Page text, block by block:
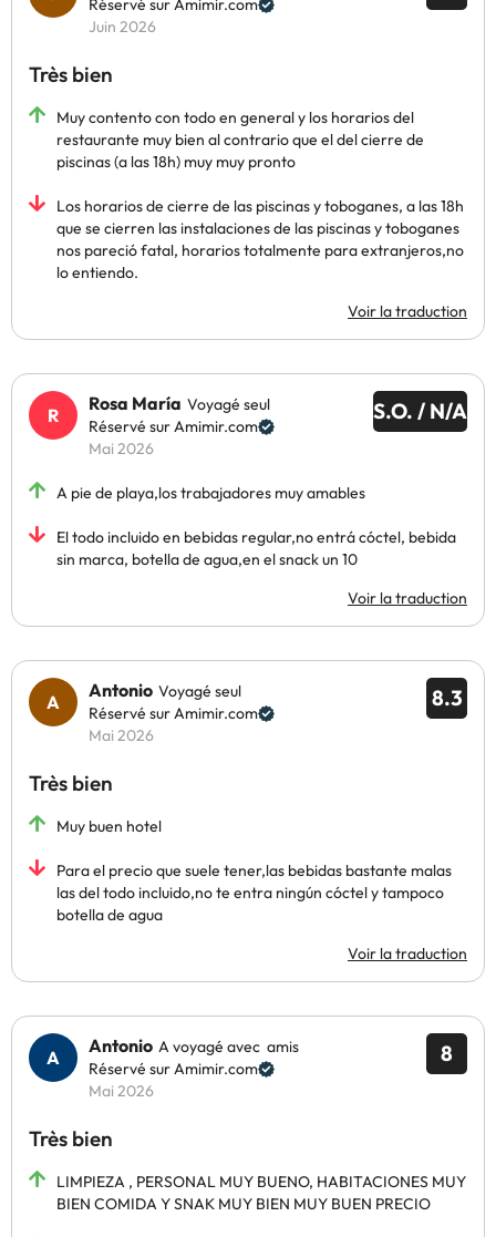
Réservé sur Amimir.com
Juin 2026
Très bien
Muy contento con todo en general y los horarios del
restaurante muy bien al contrario que el del cierre de
piscinas (a las 18h) muy muy pronto
Los horarios de cierre de las piscinas y toboganes, a las 18h
que se cierren las instalaciones de las piscinas y toboganes
nos pareció fatal, horarios totalmente para extranjeros,no
lo entiendo.
Voir la traduction
S.O. / N/A
Rosa María Voyagé seul
Réservé sur Amimir.com
Mai 2026
A pie de playa,los trabajadores muy amables
El todo incluido en bebidas regular,no entrá cóctel, bebida
sin marca, botella de agua,en el snack un 10
Voir la traduction
8.3
Antonio Voyagé seul
Réservé sur Amimir.com
Mai 2026
Très bien
Muy buen hotel
Para el precio que suele tener,las bebidas bastante malas
las del todo incluido,no te entra ningún cóctel y tampoco
botella de agua
Voir la traduction
8
Antonio A voyagé avec amis
Réservé sur Amimir.com
Mai 2026
Très bien
LIMPIEZA , PERSONAL MUY BUENO, HABITACIONES MUY
BIEN COMIDA Y SNAK MUY BIEN MUY BUEN PRECIO